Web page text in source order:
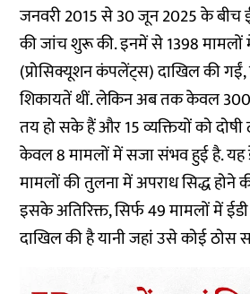
जनवरी 2015 से 30 जून 2025 के बीच
की जांच शुरू की. इनमें से 1398
(प्रोसिक्यूशन कंपलेंट्स) दाखिल की
शिकायतें थीं. लेकिन अब तक केवल 300
तय हो सके हैं और 15 व्यक्तियों को
केवल 8 मामलों में सजा संभव हुई है. यह
मामलों की तुलना में अपराध सिद्ध होने
इसके अतिरिक्त, सिर्फ 49 मामलों में ईडी
दाखिल की है यानी जहां उसे कोई ठोस